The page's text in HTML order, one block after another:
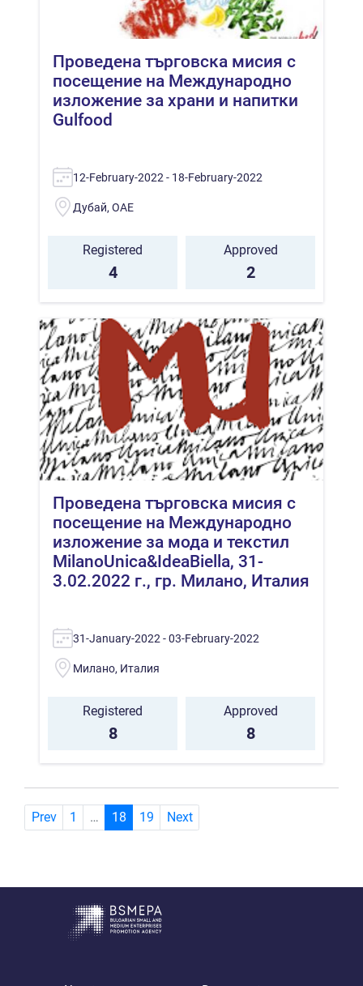
Проведена търговска мисия с
посещение на Международно
изложение за храни и напитки
Gulfood
12-February-2022 - 18-February-2022
Дубай, ОАЕ
Registered
4
Approved
2
Проведена търговска мисия с
посещение на Международно
изложение за мода и текстил
MilanoUnica&IdeaBiella, 31-
3.02.2022 г., гр. Милано, Италия
31-January-2022 - 03-February-2022
Милано, Италия
Registered
8
Approved
8
Prev 1 … 18(current)
19 Next